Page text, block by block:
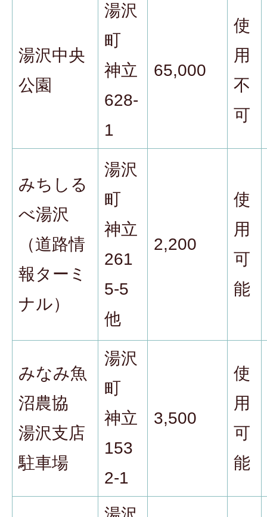
湯沢中央
公園
湯沢
町
神立
628-
1
65,000
使
用
不
可
みちしる
べ湯沢
（道路情
報ターミ
ナル）
湯沢
町
神立
261
5-5
他
2,200
使
用
可
能
みなみ魚
沼農協
湯沢支店
駐車場
湯沢
町
神立
153
2-1
3,500
使
用
可
能